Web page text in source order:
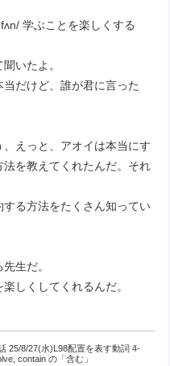
学ぶことを楽しくする
いたよ。
だけど、誰が君に言った
えっと、アオイは本当にす
を教えてくれたんだ。それ
る方法をたくさん知ってい
生だ。
しくしてくれるんだ。
25/8/27(水)L98配置を表す動詞 4-
contain の「含む」